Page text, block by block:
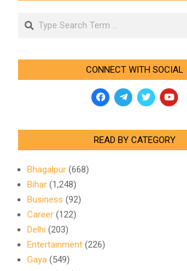
Search
CONNECT WITH SOCIAL
READ BY CATEGORY
Bhagalpur (668)
Bihar (1,248)
Business (92)
Career (122)
Delhi (203)
Entertainment (226)
Gaya (549)